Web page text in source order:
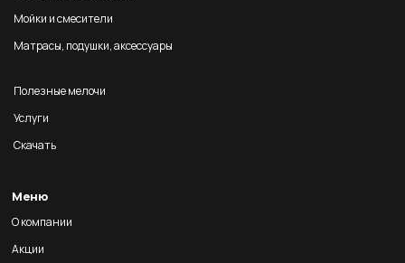
Мойки и смесители
Матрасы, подушки, аксессуары
Полезные мелочи
Услуги
Скачать
Меню
О компании
Акции